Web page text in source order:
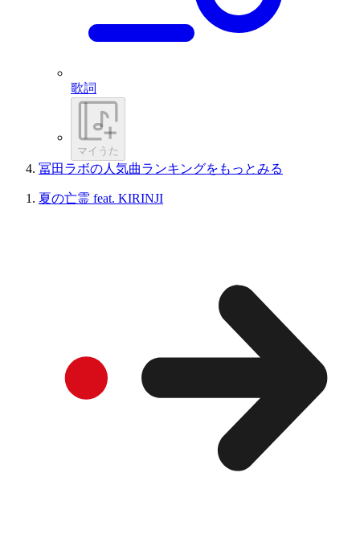
歌詞
マイうた
冨田ラボの人気曲ランキングをもっとみる
夏の亡霊 feat. KIRINJI